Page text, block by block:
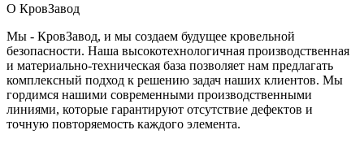
О КровЗавод
Мы - КровЗавод, и мы создаем будущее кровельной
безопасности. Наша высокотехнологичная производственная
и материально-техническая база позволяет нам предлагать
комплексный подход к решению задач наших клиентов. Мы
гордимся нашими современными производственными
линиями, которые гарантируют отсутствие дефектов и
точную повторяемость каждого элемента.